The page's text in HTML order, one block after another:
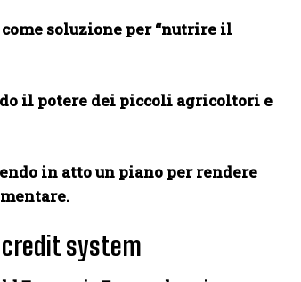
soluzione per “nutrire il
il potere dei piccoli agricoltori e
in atto un piano per rendere
credit system